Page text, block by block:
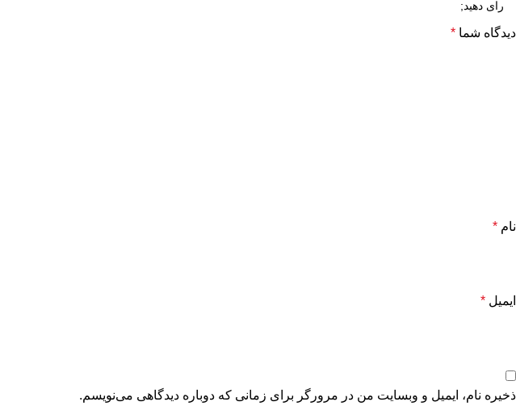
دیدگاه شما *
نام *
ایمیل *
ذخیره نام، ایمیل و وبسایت من در مرورگر برای زمانی که دوباره دیدگاهی می‌نویسم.